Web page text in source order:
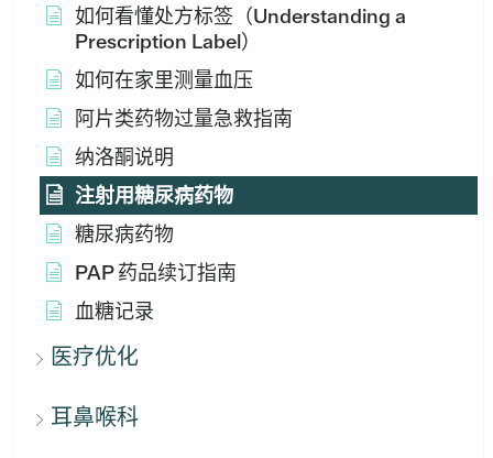
如何看懂处方标签（Understanding a
Prescription Label）
如何在家里测量血压
阿片类药物过量急救指南
纳洛酮说明
注射用糖尿病药物
糖尿病药物
PAP 药品续订指南
血糖记录
医疗优化
耳鼻喉科